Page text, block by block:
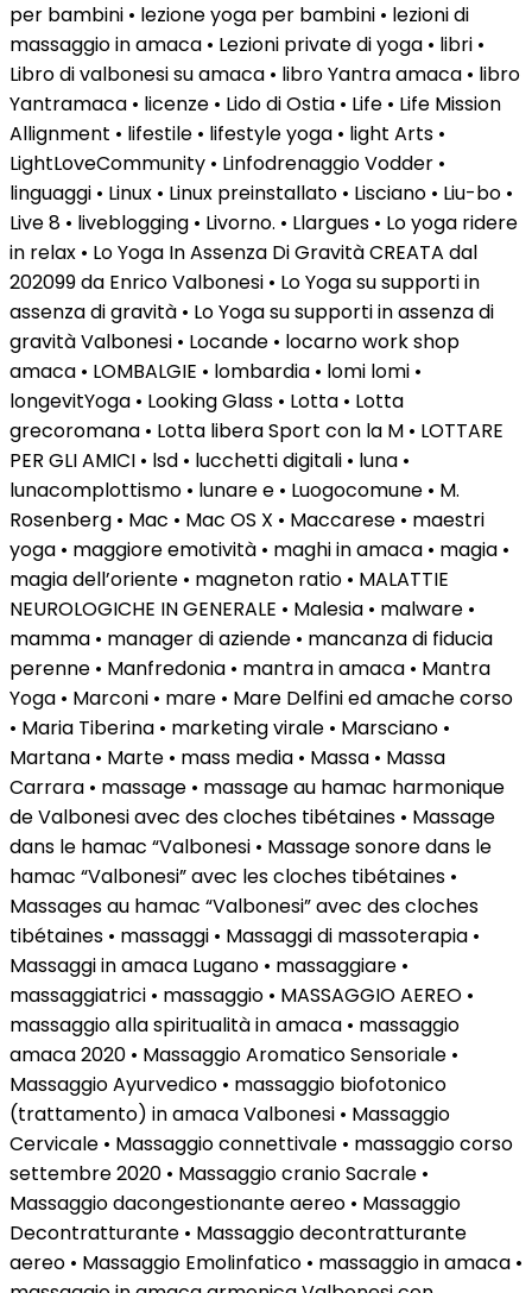
per bambini • lezione yoga per bambini • lezioni di
massaggio in amaca • Lezioni private di yoga • libri •
Libro di valbonesi su amaca • libro Yantra amaca • libro
Yantramaca • licenze • Lido di Ostia • Life • Life Mission
Allignment • lifestile • lifestyle yoga • light Arts •
LightLoveCommunity • Linfodrenaggio Vodder •
linguaggi • Linux • Linux preinstallato • Lisciano • Liu-bo •
Live 8 • liveblogging • Livorno. • Llargues • Lo yoga ridere
in relax • Lo Yoga In Assenza Di Gravità CREATA dal
202099 da Enrico Valbonesi • Lo Yoga su supporti in
assenza di gravità • Lo Yoga su supporti in assenza di
gravità Valbonesi • Locande • locarno work shop
amaca • LOMBALGIE • lombardia • lomi lomi •
longevitYoga • Looking Glass • Lotta • Lotta
grecoromana • Lotta libera Sport con la M • LOTTARE
PER GLI AMICI • lsd • lucchetti digitali • luna •
lunacomplottismo • lunare e • Luogocomune • M.
Rosenberg • Mac • Mac OS X • Maccarese • maestri
yoga • maggiore emotività • maghi in amaca • magia •
magia dell’oriente • magneton ratio • MALATTIE
NEUROLOGICHE IN GENERALE • Malesia • malware •
mamma • manager di aziende • mancanza di fiducia
perenne • Manfredonia • mantra in amaca • Mantra
Yoga • Marconi • mare • Mare Delfini ed amache corso
• Maria Tiberina • marketing virale • Marsciano •
Martana • Marte • mass media • Massa • Massa
Carrara • massage • massage au hamac harmonique
de Valbonesi avec des cloches tibétaines • Massage
dans le hamac “Valbonesi • Massage sonore dans le
hamac “Valbonesi” avec les cloches tibétaines •
Massages au hamac “Valbonesi” avec des cloches
tibétaines • massaggi • Massaggi di massoterapia •
Massaggi in amaca Lugano • massaggiare •
massaggiatrici • massaggio • MASSAGGIO AEREO •
massaggio alla spiritualità in amaca • massaggio
amaca 2020 • Massaggio Aromatico Sensoriale •
Massaggio Ayurvedico • massaggio biofotonico
(trattamento) in amaca Valbonesi • Massaggio
Cervicale • Massaggio connettivale • massaggio corso
settembre 2020 • Massaggio cranio Sacrale •
Massaggio dacongestionante aereo • Massaggio
Decontratturante • Massaggio decontratturante
aereo • Massaggio Emolinfatico • massaggio in amaca •